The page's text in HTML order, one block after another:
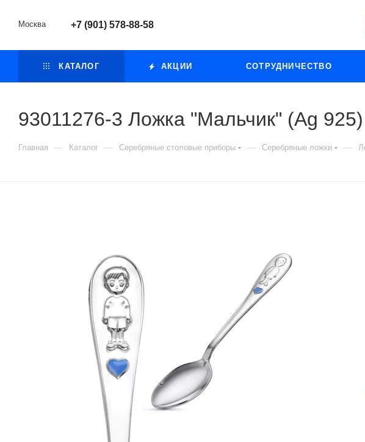
Москва +7 (901) 578-88-58
КАТАЛОГ АКЦИИ СОТРУДНИЧЕСТВО
93011276-3 Ложка "Мальчик" (Ag 925)
Главная — Каталог — Серебряные столовые приборы — Серебряные ложки —